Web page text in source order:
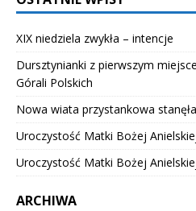
XIX niedziela zwykła – intencje
Dursztynianki z pierwszym
Górali Polskich
Nowa wiata przystankowa
Uroczystość Matki Bożej
Uroczystość Matki Bożej
ARCHIWA